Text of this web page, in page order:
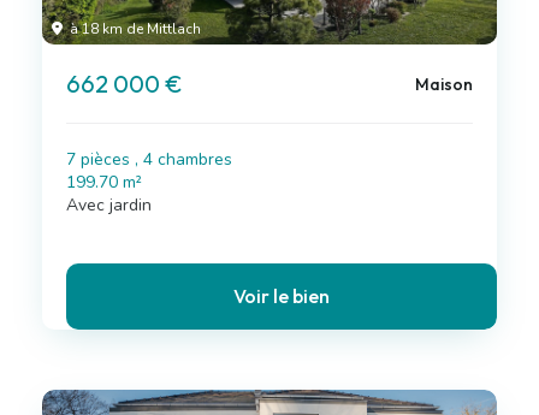
à 18 km de Mittlach
662 000 € Maison
7 pièces , 4 chambres
199.70 m²
Avec jardin
Voir le bien